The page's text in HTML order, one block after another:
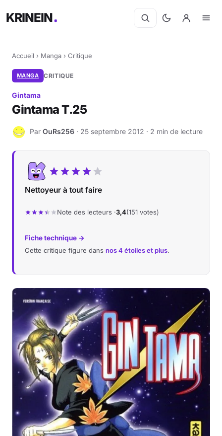
KRINEIN
Accueil › Manga › Critique
MANGA CRITIQUE
Gintama
Gintama T.25
O Par OuRs256 · 25 septembre 2012 · 2 min de lecture
Nettoyeur à tout faire
Note des lecteurs ·3,4(151 votes)
Fiche technique →
Cette critique figure dans nos 4 étoiles et plus.